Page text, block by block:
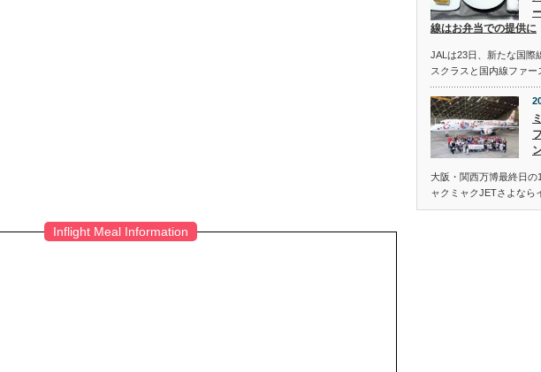
Inflight Meal Information
線はお弁当での提供に
JALは23日、新たな国際
スクラスと国内線ファー
大阪・関西万博最終日の
ャクミャクJETさよなら